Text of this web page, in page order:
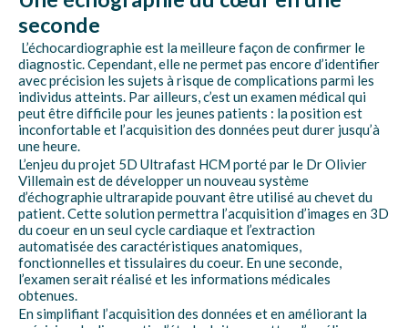
seconde
L’échocardiographie est la meilleure façon de confirmer le
diagnostic. Cependant, elle ne permet pas encore d’identifier
avec précision les sujets à risque de complications parmi les
individus atteints. Par ailleurs, c’est un examen médical qui
peut être difficile pour les jeunes patients : la position est
inconfortable et l’acquisition des données peut durer jusqu’à
une heure.
L’enjeu du projet 5D Ultrafast HCM porté par le Dr Olivier
Villemain est de développer un nouveau système
d’échographie ultrarapide pouvant être utilisé au chevet du
patient. Cette solution permettra l’acquisition d’images en 3D
du coeur en un seul cycle cardiaque et l’extraction
automatisée des caractéristiques anatomiques,
fonctionnelles et tissulaires du coeur. En une seconde,
l’examen serait réalisé et les informations médicales
obtenues.
En simplifiant l’acquisition des données et en améliorant la